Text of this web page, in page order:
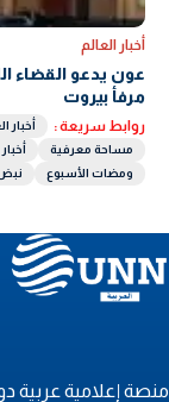
أخبار العالم
عون يدعو القضاء
مرفأ بيروت
روابط سريعة : أخبار
مساحة معرفية
أخبار
ومضات الأسبوع
نبض
إعلامية عربية